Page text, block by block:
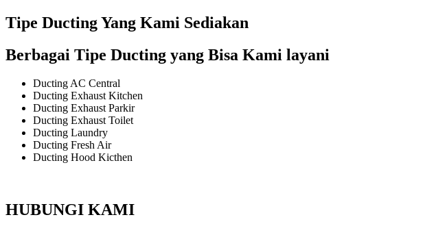
Tipe Ducting Yang Kami Sediakan
Berbagai Tipe Ducting yang Bisa Kami layani
Ducting AC Central
Ducting Exhaust Kitchen
Ducting Exhaust Parkir
Ducting Exhaust Toilet
Ducting Laundry
Ducting Fresh Air
Ducting Hood Kicthen
HUBUNGI KAMI